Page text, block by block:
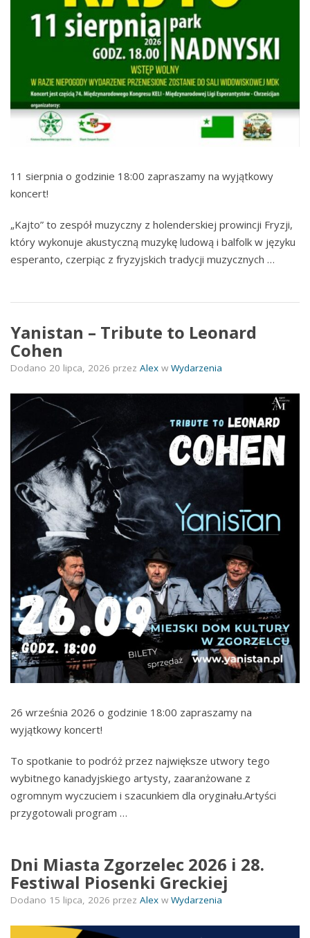
11 sierpnia o godzinie 18:00 zapraszamy na wyjątkowy
koncert!
„Kajto” to zespół muzyczny z holenderskiej prowincji Fryzji,
który wykonuje akustyczną muzykę ludową i balfolk w języku
esperanto, czerpiąc z fryzyjskich tradycji muzycznych …
Yanistan – Tribute to Leonard
Cohen
Dodano 20 lipca, 2026 przez Alex w Wydarzenia
26 września 2026 o godzinie 18:00 zapraszamy na
wyjątkowy koncert!
To spotkanie to podróż przez największe utwory tego
wybitnego kanadyjskiego artysty, zaaranżowane z
ogromnym wyczuciem i szacunkiem dla oryginału.Artyści
przygotowali program …
Dni Miasta Zgorzelec 2026 i 28.
Festiwal Piosenki Greckiej
Dodano 15 lipca, 2026 przez Alex w Wydarzenia